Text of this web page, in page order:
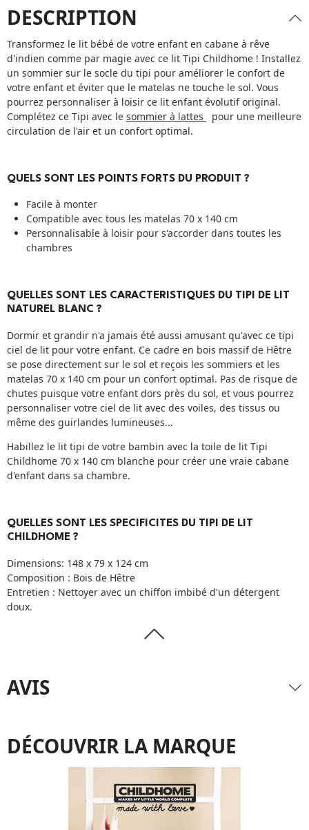
DESCRIPTION
Transformez le lit bébé de votre enfant en cabane à rêve
d'indien comme par magie avec ce lit Tipi Childhome ! Installez
un sommier sur le socle du tipi pour améliorer le confort de
votre enfant et éviter que le matelas ne touche le sol. Vous
pourrez personnaliser à loisir ce lit enfant évolutif original.
Complétez ce Tipi avec le sommier à lattes
pour une meilleure
circulation de l'air et un confort optimal.
QUELS SONT LES POINTS FORTS DU PRODUIT ?
Facile à monter
Compatible avec tous les matelas 70 x 140 cm
Personnalisable à loisir pour s'accorder dans toutes les
chambres
QUELLES SONT LES CARACTERISTIQUES DU TIPI DE LIT
NATUREL BLANC ?
Dormir et grandir n'a jamais été aussi amusant qu'avec ce tipi
ciel de lit pour votre enfant. Ce cadre en bois massif de Hêtre
se pose directement sur le sol et reçois les sommiers et les
matelas 70 x 140 cm pour un confort optimal. Pas de risque de
chutes puisque votre enfant dors près du sol, et vous pourrez
personnaliser votre ciel de lit avec des voiles, des tissus ou
même des guirlandes lumineuses...
Habillez le lit tipi de votre bambin avec la toile de lit Tipi
Childhome 70 x 140 cm blanche pour créer une vraie cabane
d'enfant dans sa chambre.
QUELLES SONT LES SPECIFICITES DU TIPI DE LIT
CHILDHOME ?
Dimensions: 148 x 79 x 124 cm
Composition : Bois de Hêtre
Entretien : Nettoyer avec un chiffon imbibé d'un détergent
doux.
AVIS
DÉCOUVRIR LA MARQUE